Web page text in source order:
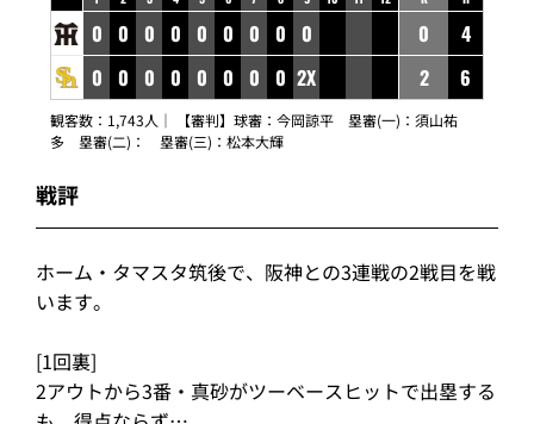
0 0 0 0 0 0 0 0 0
0 0 0 0 0 0 0 0 2X
0
4
2
6
観客数：1,743人｜ 【審判】球審：今岡諒平 塁審(一)：須山祐
多 塁審(二)： 塁審(三)：松本大輝
戦評
ホーム・タマスタ筑後で、阪神との3連戦の2戦目を戦
います。
[1回裏]
2アウトから3番・真砂がツーベースヒットで出塁する